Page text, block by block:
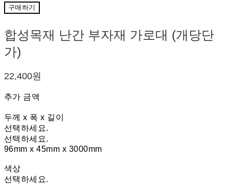
구매하기
합성목재 난간 부자재 가로대 (개당단
가)
22,400원
추가 금액
두께 x 폭 x 길이
선택하세요.
선택하세요.
96mm x 45mm x 3000mm
색상
선택하세요.